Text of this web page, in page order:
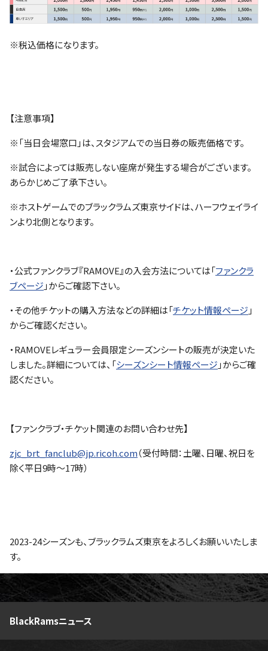
※税込価格になります。
【注意事項】
※「当日会場窓口」は、スタジアムでの当日券の販売価格です。
※試合によっては販売しない座席が発生する場合がございます。
あらかじめご了承下さい。
※ホストゲームでのブラックラムズ東京サイドは、ハーフウェイライ
ンより北側となります。
・公式ファンクラブ『RAMOVE』の入会方法については「ファンクラ
ブページ 」からご確認下さい。
・その他チケットの購入方法などの詳細は「チケット情報ページ 」
からご確認ください。
・RAMOVEレギュラー会員限定シーズンシートの販売が決定いた
しました。詳細については、「シーズンシート情報ページ 」からご確
認ください。
【ファンクラブ・チケット関連のお問い合わせ先】
zjc_brt_fanclub@jp.ricoh.com（受付時間：土曜、日曜、祝日を
除く平日9時～17時）
2023-24シーズンも、ブラックラムズ東京をよろしくお願いいたしま
す。
BlackRamsニュース